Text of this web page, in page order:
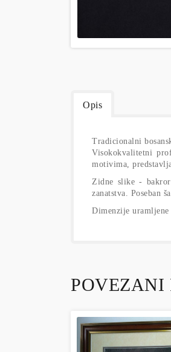
Opis
Tradicionalni
Visokokvalitetni
motivima,
Zidne slike -
zanatstva. Poseban
Dimenzije
POVEZANI